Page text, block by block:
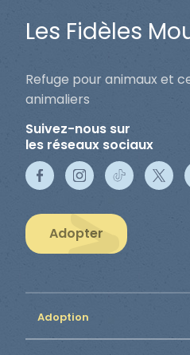
Les Fidèles
Refuge pour animaux et
animaliers
Suivez-nous sur
les réseaux sociaux
Adopter
Adoption